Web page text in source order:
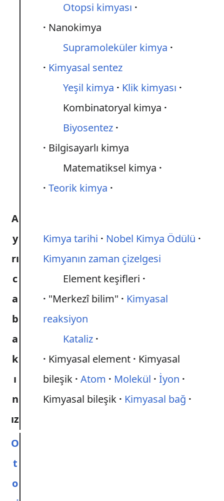
Otopsi kimyası
Nanokimya
Supramoleküler kimya
Kimyasal sentez
Yeşil kimya
Klik kimyası
Kombinatoryal kimya
Biyosentez
Bilgisayarlı kimya
Matematiksel kimya
Teorik kimya
A
y
rı
c
a
b
a
k
ı
n
ız
Kimya tarihi
Nobel Kimya Ödülü
Kimyanın zaman çizelgesi
Element keşifleri
"Merkezî bilim"
Kimyasal
reaksiyon
Kataliz
Kimyasal element
Kimyasal
bileşik Atom Molekül
İyon
Kimyasal bileşik
Kimyasal bağ
O
t
o